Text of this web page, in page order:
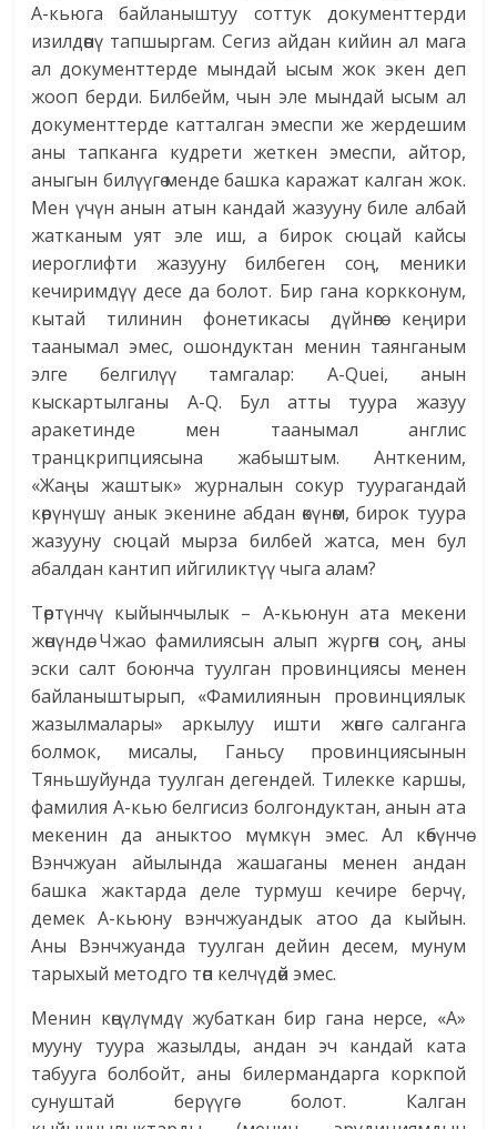
А-кьюга байланыштуу соттук документтерди
изилдөөнү тапшыргам. Сегиз айдан кийин ал мага
ал документтерде мындай ысым жок экен деп
жооп берди. Билбейм, чын эле мындай ысым ал
документтерде катталган эмеспи же жердешим
аны тапканга кудрети жеткен эмеспи, айтор,
аныгын билүүгө менде башка каражат калган жок.
Мен үчүн анын атын кандай жазууну биле албай
жатканым уят эле иш, а бирок сюцай кайсы
иероглифти жазууну билбеген соң, меники
кечиримдүү десе да болот. Бир гана коркконум,
кытай тилинин фонетикасы дүйнөгө кеңири
таанымал эмес, ошондуктан менин таянганым
элге белгилүү тамгалар: А-Quei, анын
кыскартылганы A-Q. Бул атты туура жазуу
аракетинде мен таанымал англис
транцкрипциясына жабыштым. Анткеним,
«Жаңы жаштык» журналын сокур туурагандай
көрүнүшү анык экенине абдан өкүнөм, бирок туура
жазууну сюцай мырза билбей жатса, мен бул
абалдан кантип ийгиликтүү чыга алам?
Төртүнчү кыйынчылык – А-кьюнун ата мекени
жөнүндө. Чжао фамилиясын алып жүргөн соң, аны
эски салт боюнча туулган провинциясы менен
байланыштырып, «Фамилиянын провинциялык
жазылмалары» аркылуу ишти жөнгө салганга
болмок, мисалы, Ганьсу провинциясынын
Тяньшуйунда туулган дегендей. Тилекке каршы,
фамилия А-кью белгисиз болгондуктан, анын ата
мекенин да аныктоо мүмкүн эмес. Ал көбүнчө
Вэнчжуан айылында жашаганы менен андан
башка жактарда деле турмуш кечире берчү,
демек А-кьюну вэнчжуандык атоо да кыйын.
Аны Вэнчжуанда туулган дейин десем, мунум
тарыхый методго төп келчүдөй эмес.
Менин көңүлүмдү жубаткан бир гана нерсе, «А»
мууну туу­ра жазылды, андан эч кандай ката
табууга болбойт, аны билермандарга коркпой
сунуштай берүүгө болот. Калган